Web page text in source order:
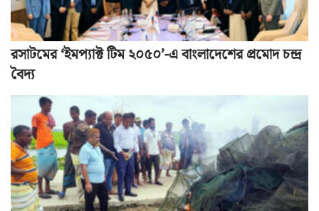
রসাটমের ‘ইমপ্যাক্ট টিম ২০৫০’-এ বাংলাদেশের প্রমোদ চন্দ্র
বৈদ্য